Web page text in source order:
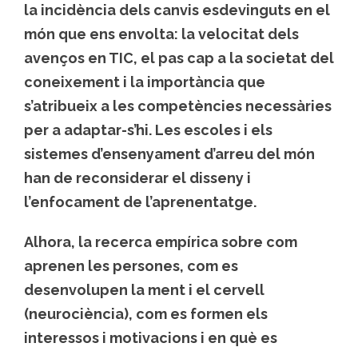
la incidència dels canvis esdevinguts en el
món que ens envolta: la velocitat dels
avenços en TIC, el pas cap a la societat del
coneixement i la importància que
s’atribueix a les competències necessàries
per a adaptar-s’hi. Les escoles i els
sistemes d’ensenyament d’arreu del món
han de reconsiderar el disseny i
l’enfocament de l’aprenentatge.
Alhora, la recerca empírica sobre com
aprenen les persones, com es
desenvolupen la ment i el cervell
(neurociència), com es formen els
interessos i motivacions i en què es